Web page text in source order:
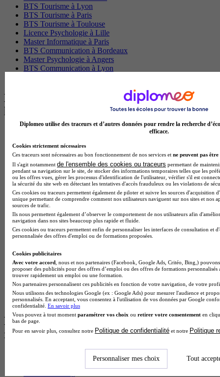
BTS Tourisme à Lyon
BTS Tourisme à Paris
BTS Tourisme à Toulouse
Licence Psychologie à Lille
Master Informatique à Paris
BTS Communication à Bordeaux
Master Psychologie à Angers
BTS Communication à Lyon
Les intitulés de diplôme par alternance
les plus recherchés
BTS Mco en alternance
BTS Pi en alternance
BTS Sp3s en alternance
Master CCA en alternance
BTS Ndrc en alternance
BTS Sam en alternance
Cap Fleuriste en alternance
BTS Sio en alternance
MSc Marketing Digital en alternance
BTS Gpme en alternance
Cap Electricien en alternance
BTS Domotique en alternance
BAC Pro Agora en alternance
BTS Sta en alternance
BTS Iris en alternance
BTS Tpl en alternance
BTS Ati en alternance
Les diplômes par filière les plus
recherchés
Diplomeo utilise des traceurs et d’autres données pour rendre la recherche
efficace.
Cookies strictement nécessaires
Ces traceurs sont nécessaires au bon fonctionnement de nos services et ne peuvent pas être
Il s'agit notamment de l'ensemble des cookies ou traceurs permettant de
pendant sa navigation sur le site, de stocker des informations temporaires telles que les
ou les offres vues, gérer les processus d'identification de l'utilisateur, vérifier s'il est
la sécurité du site web en détectant les tentatives d'accès frauduleux ou les violations de
Ces cookies ou traceurs permettent également de piloter et suivre les sources d'acquisition
unique permettant de comprendre comment nos utilisateurs naviguent sur nos sites et nos
sources de trafic.
Ils nous permettent également d’observer le comportement de nos utilisateurs afin
navigation dans nos sites beaucoup plus rapide et fluide.
Ces cookies ou traceurs permettent enfin de personnaliser les interfaces de consultation et
personnalisée des offres d'emploi ou de formations proposées.
Cookies publicitaires
Avec votre accord , nous et nos partenaires (Facebook, Google Ads, Critéo, Bing,)
proposer des publicités pour des offres d’emploi ou des offres de formations
trouver rapidement un emploi ou une formation.
Nos partenaires personnalisent ces publicités en fonction de votre navigation, de votre
Nous utilisons des technologies Google (ex : Google Ads) pour mesurer l'audience et
personnalisés. En acceptant, vous consentez à l'utilisation de vos données par Google
confidentialité. En savoir plus
Vous pouvez à tout moment paramétrer vos choix ou retirer votre consentement en
bas de page.
Pour en savoir plus, consultez notre Politique de confidentialité et notre Politique
Personnaliser mes choix Tout